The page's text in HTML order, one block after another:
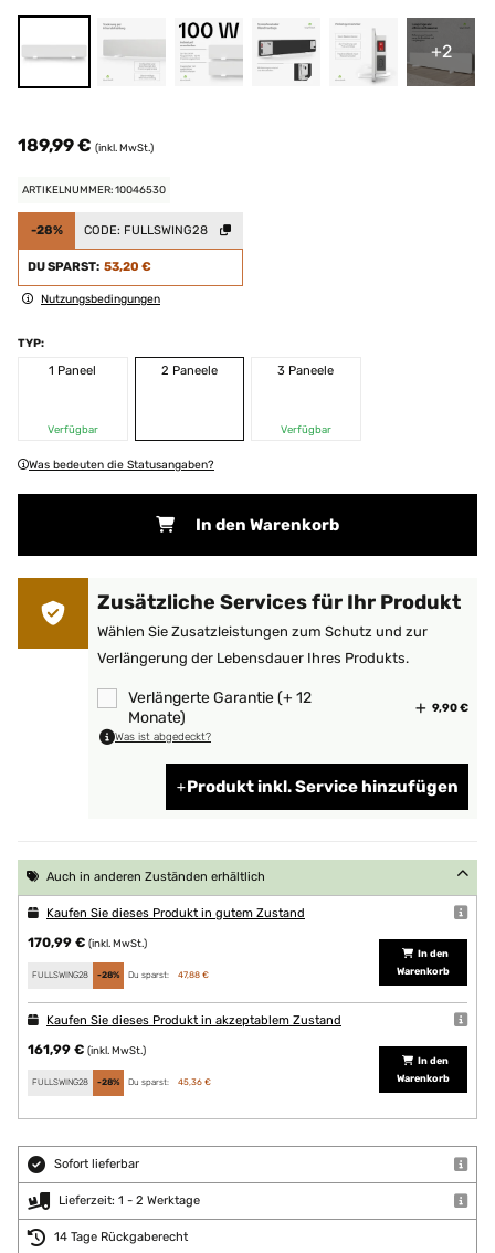
+2
189,99 € (inkl. MwSt.)
ARTIKELNUMMER: 10046530
-28% CODE: FULLSWING28
DU SPARST: 53,20 €
Nutzungsbedingungen
TYP:
1 Paneel
Verfügbar
2 Paneele 3 Paneele
Verfügbar
Was bedeuten die Statusangaben?
In den Warenkorb
Zusätzliche Services für Ihr Produkt
Wählen Sie Zusatzleistungen zum Schutz und zur
Verlängerung der Lebensdauer Ihres Produkts.
Verlängerte Garantie (+ 12
Monate)
9,90 €
Was ist abgedeckt?
Produkt inkl. Service hinzufügen
Auch in anderen Zuständen erhältlich
Kaufen Sie dieses Produkt in gutem Zustand
170,99 € (inkl. MwSt.)
FULLSWING28 -28% Du sparst: 47,88 €
In den
Warenkorb
Kaufen Sie dieses Produkt in akzeptablem Zustand
161,99 € (inkl. MwSt.)
FULLSWING28 -28% Du sparst: 45,36 €
In den
Warenkorb
Sofort lieferbar
Lieferzeit: 1 - 2 Werktage
14 Tage Rückgaberecht